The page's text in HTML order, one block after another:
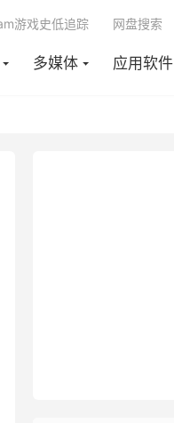
多媒体 应用软件
游戏史低追踪 网盘搜索